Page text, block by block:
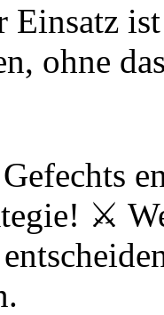
Einsatz
ohne
⚔️